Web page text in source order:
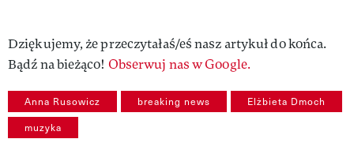
Dziękujemy, że przeczytałaś/eś nasz artykuł do końca.
Bądź na bieżąco! Obserwuj nas w Google.
Anna Rusowicz breaking news Elżbieta Dmoch
muzyka